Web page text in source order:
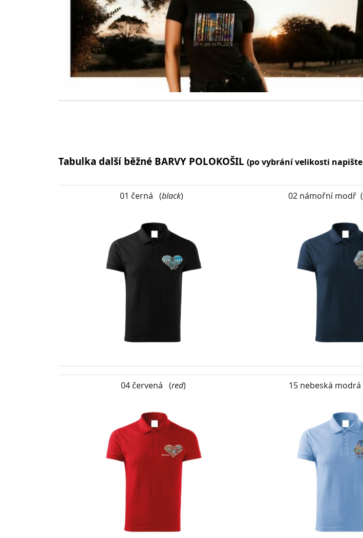
Tabulka další běžné BARVY POLOKOŠIL (po vybrání velikosti
01 černá (black) 02 námořní modř (
04 červená (red) 15 nebeská